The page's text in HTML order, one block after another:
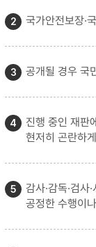
국가안전보장·
공개될 경우 국
진행 중인 재판
현저히 곤란하
감사·감독·검
공정한 수행이